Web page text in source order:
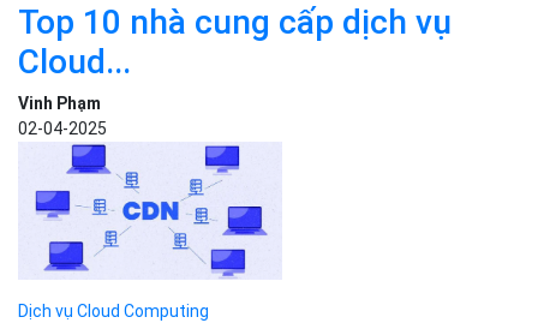
Top 10 nhà cung cấp dịch vụ
Cloud...
Vinh Phạm
02-04-2025
Dịch vụ Cloud Computing